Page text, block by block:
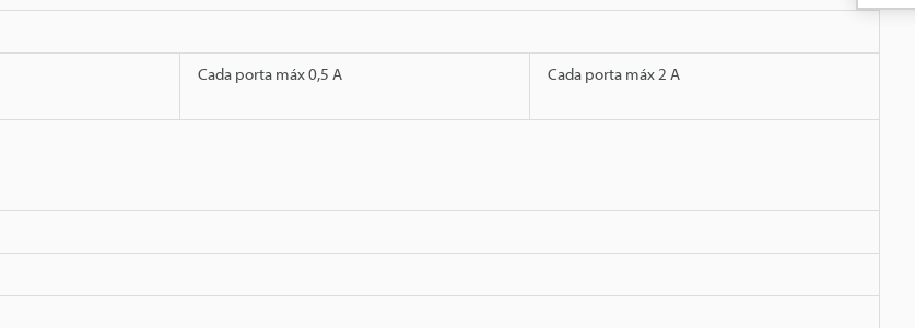
Cada porta máx 0,5 A Cada porta máx 2 A